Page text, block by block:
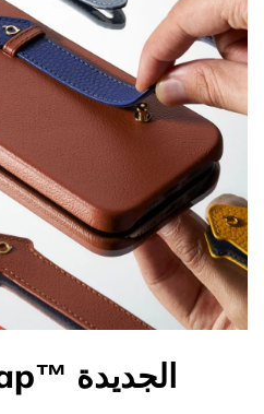
تقنية SnapStrap™ الجديدة